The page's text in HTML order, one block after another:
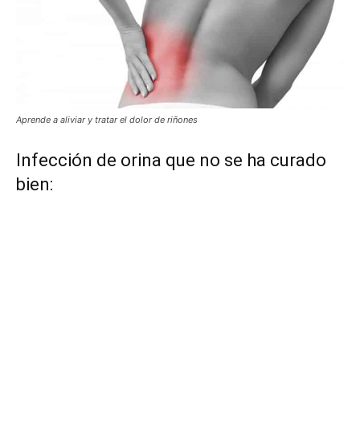
Aprende a aliviar y tratar el dolor de riñones
Infección de orina que no se ha curado
bien: